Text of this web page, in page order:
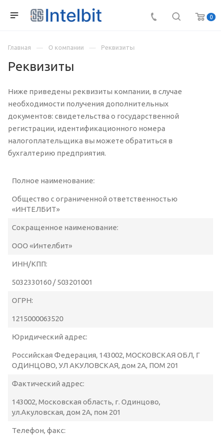
0
Главная О компании Реквизиты
Реквизиты
Ниже приведены реквизиты компании, в случае
необходимости получения дополнительных
документов: свидетельства о государственной
регистрации, идентификационного номера
налогоплательщика вы можете обратиться в
бухгалтерию предприятия.
Полное наименование:
Общество с ограниченной ответственностью
«ИНТЕЛБИТ»
Сокращенное наименование:
ООО «Интелбит»
ИНН/КПП:
5032330160 / 503201001
ОГРН:
1215000063520
Юридический адрес:
Российская Федерация, 143002, МОСКОВСКАЯ ОБЛ, Г
ОДИНЦОВО, УЛ АКУЛОВСКАЯ, дом 2А, ПОМ 201
Фактический адрес:
143002, Московская область, г. Одинцово,
ул.Акуловская, дом 2А, пом 201
Телефон, факс: